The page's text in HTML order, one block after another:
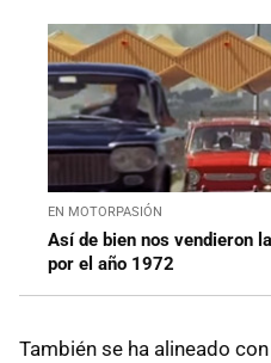
EN MOTORPASIÓN
Así de bien nos vendieron
por el año 1972
También se ha alineado